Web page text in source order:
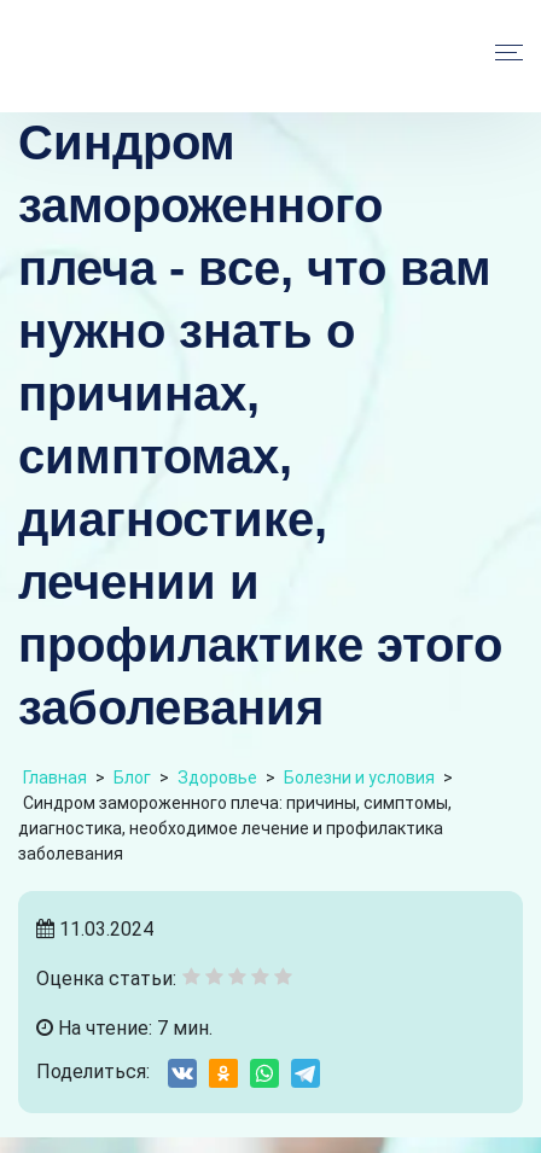
Синдром
замороженного
плеча - все, что вам
нужно знать о
причинах,
симптомах,
диагностике,
лечении и
профилактике этого
заболевания
Главная > Блог > Здоровье > Болезни и условия >
Синдром замороженного плеча: причины, симптомы,
диагностика, необходимое лечение и профилактика
заболевания
11.03.2024
Оценка статьи:
На чтение: 7 мин.
Поделиться: